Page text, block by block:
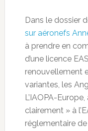
Dans le dossier
sur aéronefs
à prendre en
d’une licence
renouvellement
variantes, les
L’IAOPA-
clairement » à
réglementaire